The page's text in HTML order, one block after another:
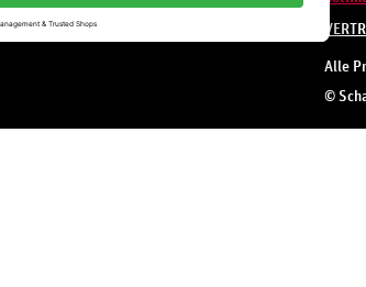
*Pflichtfeld
Alle
©